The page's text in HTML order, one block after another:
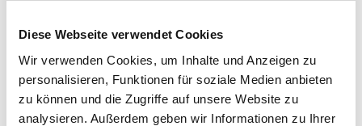
Diese Webseite verwendet Cookies
Wir verwenden Cookies, um Inhalte und Anzeigen zu
personalisieren, Funktionen für soziale Medien anbieten
zu können und die Zugriffe auf unsere Website zu
analysieren. Außerdem geben wir Informationen zu Ihrer
Steuerung über 6 Stunden. Optional lässt sich die separat
erhältliche Fernbedienung nutzen, um mehrere Kerzen
gleichzeitig zu bedienen. So können Sie bequem zwischen
verschiedenen Timer-Intervallen (4, 6, 8 oder 10 Stunden)